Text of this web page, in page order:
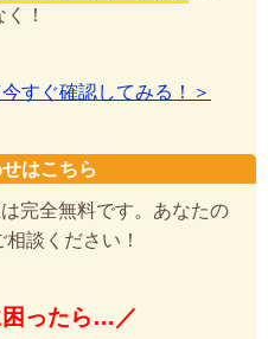
！
すぐ確認してみる！＞
はこちら
完全無料です。あなたの
談ください！
困ったら…／